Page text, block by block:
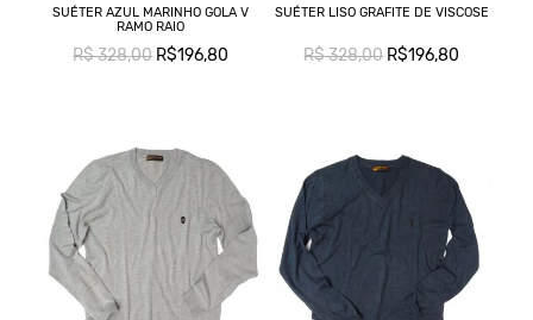
SUÉTER AZUL MARINHO GOLA V
RAMO RAIO
R$ 328,00R$196,80
SUÉTER LISO GRAFITE DE VISCOSE
R$ 328,00R$196,80